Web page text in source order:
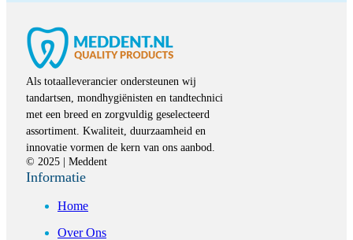
Als totaalleverancier ondersteunen wij
tandartsen, mondhygiënisten en tandtechnici
met een breed en zorgvuldig geselecteerd
assortiment. Kwaliteit, duurzaamheid en
innovatie vormen de kern van ons aanbod.
© 2025 | Meddent
Informatie
Home
Over Ons